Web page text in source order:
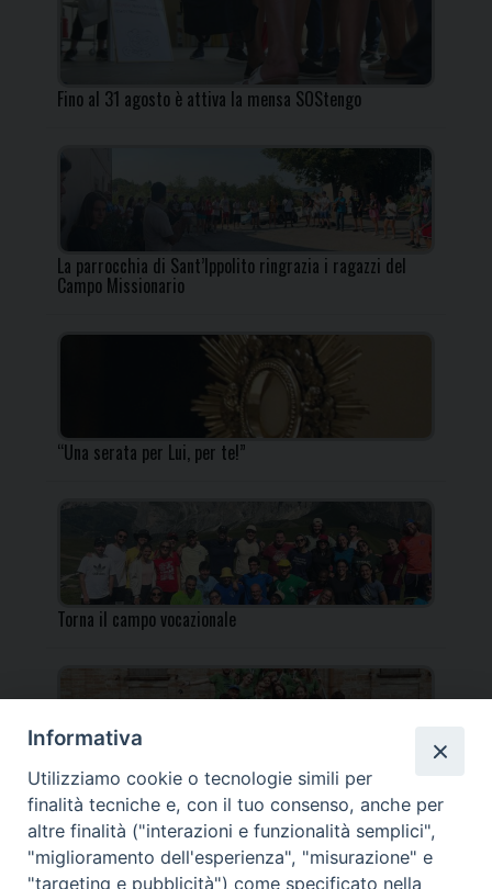
Fino al 31 agosto è attiva la mensa SOStengo
La parrocchia di Sant’Ippolito ringrazia i ragazzi del
Campo Missionario
“Una serata per Lui, per te!”
Torna il campo vocazionale
Torna il Campo Missionario Diocesano
Informativa
Utilizziamo cookie o tecnologie simili per
finalità tecniche e, con il tuo consenso, anche per
altre finalità ("interazioni e funzionalità semplici",
"miglioramento dell'esperienza", "misurazione" e
"targeting e pubblicità") come specificato nella